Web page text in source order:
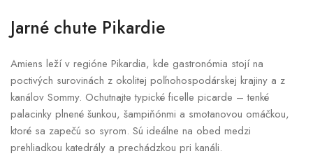
Jarné chute Pikardie
Amiens leží v regióne Pikardia, kde gastronómia stojí na
poctivých surovinách z okolitej poľnohospodárskej krajiny a z
kanálov Sommy. Ochutnajte typické ficelle picarde – tenké
palacinky plnené šunkou, šampiňónmi a smotanovou omáčkou,
ktoré sa zapečú so syrom. Sú ideálne na obed medzi
prehliadkou katedrály a prechádzkou pri kanáli.